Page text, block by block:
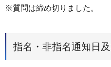
※質問は締め切りました。
指名・非指名通知日